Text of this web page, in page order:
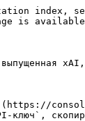
index,
is
ключ`,